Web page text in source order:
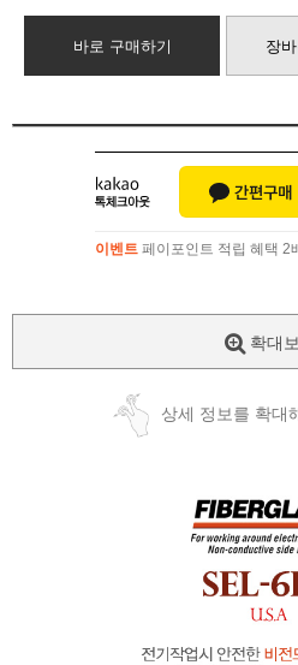
바로 구매하기 장
이벤트 페이포인트 적립 혜택 2
확대
상세 정보를 확대